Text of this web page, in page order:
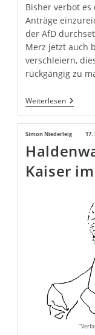
Bisher verbot
Anträge
der AfD
Merz jetzt auch
verschleiern,
rückgängig zu
WeiterlesenMerz
Wärmt
Am
Beitrags-
Autor:
Simon Niederleig 17.
Kaiser